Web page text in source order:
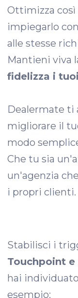
Ottimizza così
impiegarlo
alle stesse
Mantieni viva
fidelizza i
Dealermate ti
migliorare il
modo
Che tu sia
un'agenzia
i propri clienti.
Stabilisci i
Touchpoint
hai
esempio: